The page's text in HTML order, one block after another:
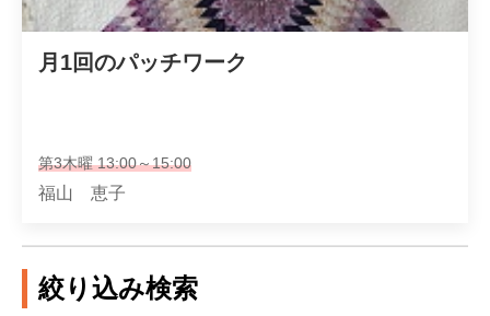
月1回のパッチワーク
第3木曜 13:00～15:00
福山 恵子
絞り込み検索